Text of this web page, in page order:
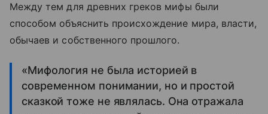
Между тем для древних греков мифы были
способом объяснить происхождение мира, власти,
обычаев и собственного прошлого.
«Мифология не была историей в
современном понимании, но и простой
сказкой тоже не являлась. Она отражала